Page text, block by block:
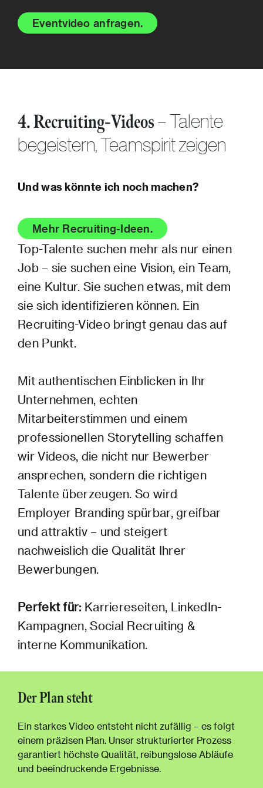
Eventvideo anfragen.
Top-Talente suchen mehr als nur einen
Job – sie suchen eine Vision, ein Team,
eine Kultur. Sie suchen etwas, mit dem
sie sich identifizieren können. Ein
Recruiting-Video bringt genau das auf
den Punkt.
Mit authentischen Einblicken in Ihr
Unternehmen, echten
Mitarbeiterstimmen und einem
professionellen Storytelling schaffen
wir Videos, die nicht nur Bewerber
ansprechen, sondern die richtigen
Talente überzeugen. So wird
Employer Branding spürbar, greifbar
und attraktiv – und steigert
nachweislich die Qualität Ihrer
Bewerbungen.
Perfekt für:Karriereseiten, LinkedIn-
Kampagnen, Social Recruiting &
interne Kommunikation.
4. Recruiting-Videos– Talente
begeistern, Teamspirit zeigen
Und was könnte ich noch machen?
Mehr Recruiting-Ideen.
Der Plan steht
Ein starkes Video entsteht nicht zufällig – es folgt
einem präzisen Plan. Unser strukturierter Prozess
garantiert höchste Qualität, reibungslose Abläufe
und beeindruckende Ergebnisse.